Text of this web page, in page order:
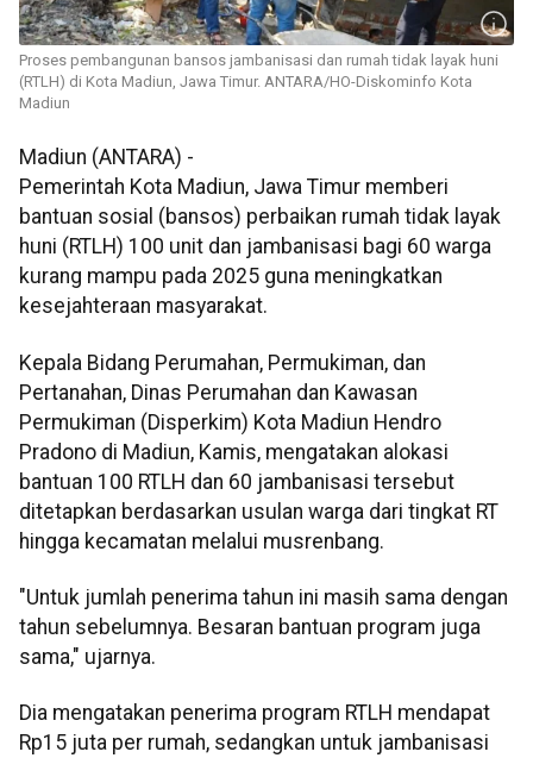
Proses pembangunan bansos jambanisasi dan rumah tidak layak huni
(RTLH) di Kota Madiun, Jawa Timur. ANTARA/HO-Diskominfo Kota
Madiun
Madiun (ANTARA) -
Pemerintah Kota Madiun, Jawa Timur memberi
bantuan sosial (bansos) perbaikan rumah tidak layak
huni (RTLH) 100 unit dan jambanisasi bagi 60 warga
kurang mampu pada 2025 guna meningkatkan
kesejahteraan masyarakat.
Kepala Bidang Perumahan, Permukiman, dan
Pertanahan, Dinas Perumahan dan Kawasan
Permukiman (Disperkim) Kota Madiun Hendro
Pradono di Madiun, Kamis, mengatakan alokasi
bantuan 100 RTLH dan 60 jambanisasi tersebut
ditetapkan berdasarkan usulan warga dari tingkat RT
hingga kecamatan melalui musrenbang.
"Untuk jumlah penerima tahun ini masih sama dengan
tahun sebelumnya. Besaran bantuan program juga
sama," ujarnya.
Dia mengatakan penerima program RTLH mendapat
Rp15 juta per rumah, sedangkan untuk jambanisasi